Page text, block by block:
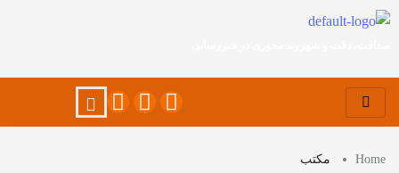
Home مکتب